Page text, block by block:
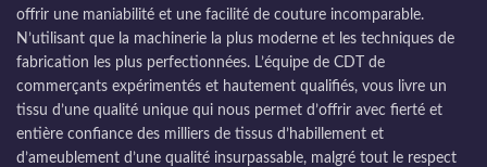
offrir une maniabilité et une facilité de couture incomparable.
N’utilisant que la machinerie la plus moderne et les techniques de
fabrication les plus perfectionnées. L’équipe de CDT de
commerçants expérimentés et hautement qualifiés, vous livre un
tissu d’une qualité unique qui nous permet d’offrir avec fierté et
entière confiance des milliers de tissus d’habillement et
d’ameublement d’une qualité insurpassable, malgré tout le respect